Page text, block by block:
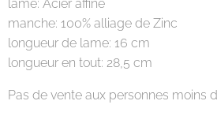
lame: Acier affiné
manche: 100% alliage de Zinc
longueur de lame: 16 cm
longueur en tout: 28,5 cm
Pas de vente aux personnes moins